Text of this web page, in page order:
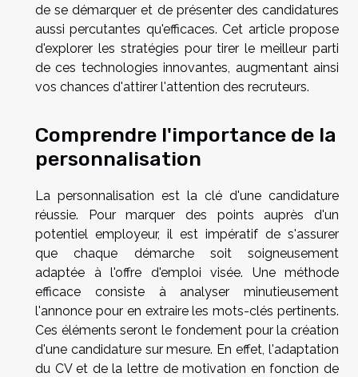
de se démarquer et de présenter des candidatures
aussi percutantes qu'efficaces. Cet article propose
d'explorer les stratégies pour tirer le meilleur parti
de ces technologies innovantes, augmentant ainsi
vos chances d'attirer l'attention des recruteurs.
Comprendre l'importance de la
personnalisation
La personnalisation est la clé d'une candidature
réussie. Pour marquer des points auprès d'un
potentiel employeur, il est impératif de s'assurer
que chaque démarche soit soigneusement
adaptée à l'offre d'emploi visée. Une méthode
efficace consiste à analyser minutieusement
l'annonce pour en extraire les mots-clés pertinents.
Ces éléments seront le fondement pour la création
d'une candidature sur mesure. En effet, l'adaptation
du CV et de la lettre de motivation en fonction de